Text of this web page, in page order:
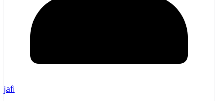
jafi